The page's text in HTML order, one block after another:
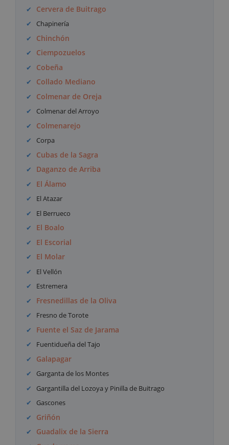
Cervera de Buitrago
Chapinería
Chinchón
Ciempozuelos
Cobeña
Collado Mediano
Colmenar de Oreja
Colmenar del Arroyo
Colmenarejo
Corpa
Cubas de la Sagra
Daganzo de Arriba
El Álamo
El Atazar
El Berrueco
El Boalo
El Escorial
El Molar
El Vellón
Estremera
Fresnedillas de la Oliva
Fresno de Torote
Fuente el Saz de Jarama
Fuentidueña del Tajo
Galapagar
Garganta de los Montes
Gargantilla del Lozoya y Pinilla de Buitrago
Gascones
Griñón
Guadalix de la Sierra